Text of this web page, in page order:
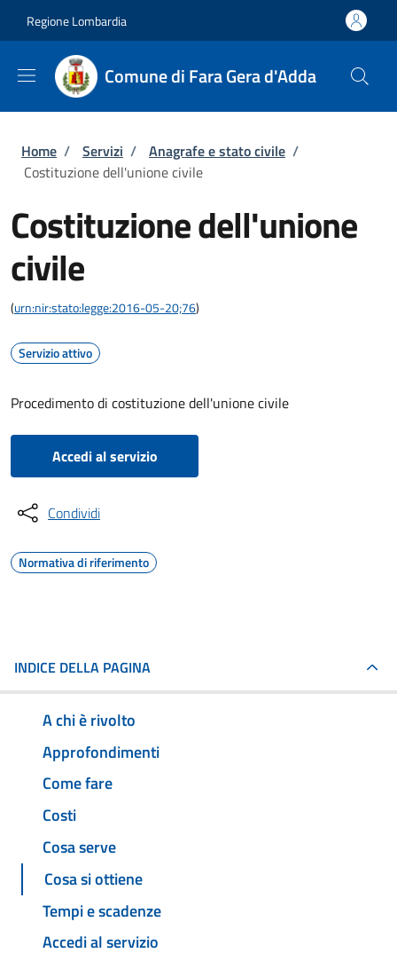
Regione Lombardia
Comune di Fara Gera d'Adda
Briciole di pane
Home / Servizi / Anagrafe e stato civile /
Costituzione dell'unione civile
Costituzione dell'unione
civile
(urn:nir:stato:legge:2016-05-20;76)
Servizio attivo
Procedimento di costituzione dell'unione civile
Accedi al servizio
Condividi
Normativa di riferimento
INDICE DELLA PAGINA
A chi è rivolto
Approfondimenti
Come fare
Costi
Cosa serve
Cosa si ottiene
Tempi e scadenze
Accedi al servizio